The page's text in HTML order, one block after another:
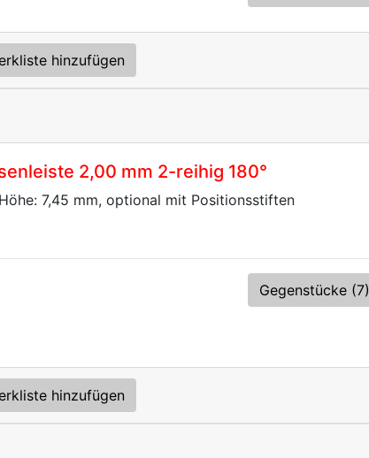
hinzufügen
2,00 mm 2-reihig 180°
7,45 mm, optional mit Positionsstiften
Gegenstücke (7)
hinzufügen